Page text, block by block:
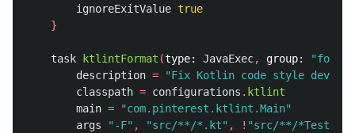
ignoreExitValue true
}
task ktlintFormat (type: JavaExec, group:
description =
"Fix Kotlin code style
classpath = configurations . ktlint
main =
"com.pinterest.ktlint.Main"
args
"-F" , "src/**/*.kt" , ! "src/**/*Test.kt"